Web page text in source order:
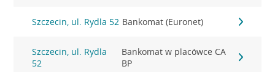
Szczecin, ul. Rydla 52 Bankomat (Euronet)
Szczecin, ul. Rydla
52
Bankomat w placówce CA
BP